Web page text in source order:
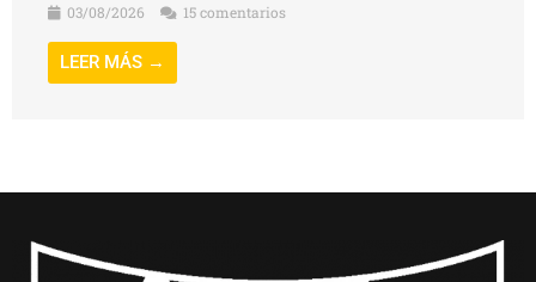
03/08/2026
15 comentarios
LEER MÁS →